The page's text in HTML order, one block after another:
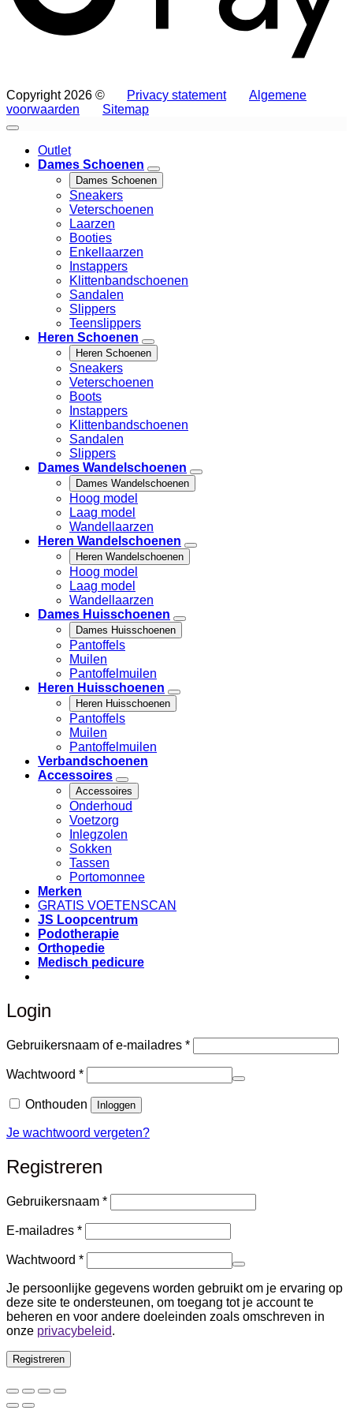
Copyright 2026 © Privacy statement
Algemene
voorwaarden
Sitemap
Outlet
Dames Schoenen
Dames Schoenen
Sneakers
Veterschoenen
Laarzen
Booties
Enkellaarzen
Instappers
Klittenbandschoenen
Sandalen
Slippers
Teenslippers
Heren Schoenen
Heren Schoenen
Sneakers
Veterschoenen
Boots
Instappers
Klittenbandschoenen
Sandalen
Slippers
Dames Wandelschoenen
Dames Wandelschoenen
Hoog model
Laag model
Wandellaarzen
Heren Wandelschoenen
Heren Wandelschoenen
Hoog model
Laag model
Wandellaarzen
Dames Huisschoenen
Dames Huisschoenen
Pantoffels
Muilen
Pantoffelmuilen
Heren Huisschoenen
Heren Huisschoenen
Pantoffels
Muilen
Pantoffelmuilen
Verbandschoenen
Accessoires
Accessoires
Onderhoud
Voetzorg
Inlegzolen
Sokken
Tassen
Portomonnee
Merken
GRATIS VOETENSCAN
JS Loopcentrum
Podotherapie
Orthopedie
Medisch pedicure
Login
Gebruikersnaam of e-mailadres *Vereist
Wachtwoord *Vereist
Alternative:
Onthouden Inloggen
Je wachtwoord vergeten?
Registreren
Gebruikersnaam *Vereist
E-mailadres *Vereist
Wachtwoord *Vereist
Je persoonlijke gegevens worden gebruikt om je ervaring op
deze site te ondersteunen, om toegang tot je account te
beheren en voor andere doeleinden zoals omschreven in
onze privacybeleid.
Registreren
Alternative: